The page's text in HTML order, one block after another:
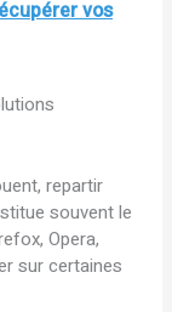
vos
repartir
souvent le
Opera,
sur certaines